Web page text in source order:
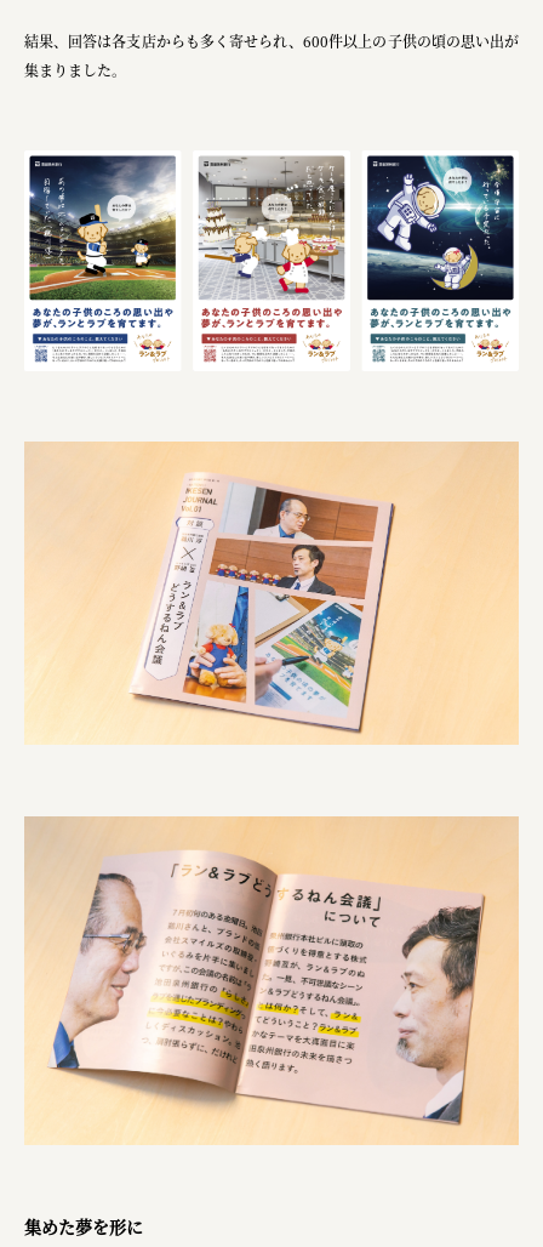
一般社団法人手紙寺
株式会社美らイチゴ
amirisu株式会社
SPACE COTAN株式会社 / 大樹町役場企画商工課航空宇
クワトロ Quattro
ユウキ食品株式会社, 株式会社ビーツ
お茶と酒たすき
野村不動産ビルディング株式会社
大堀相馬焼陶吉郎窯
株式会社ゼロワンブースター
叶や豆冨 大椙食品
株式会社 京都産業振興センター
日本出版販売株式会社
一般社団法人日本家具産業振興会、メッセフランクフ
フードバレーとかち首都圏プロモーション実行委員会
株式会社 中華・高橋
株式会社ITC
オクズミ商事
結果、回答は各支店からも多く寄せられ、600件以上の子供の頃の思い出が
集まりました。
集めた夢を形に